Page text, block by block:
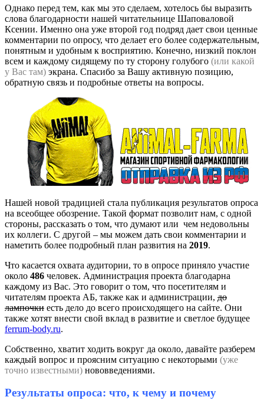
Однако перед тем, как мы это сделаем, хотелось бы выразить
слова благодарности нашей читательнице Шаповаловой
Ксении. Именно она уже второй год подряд дает свои ценные
комментарии по опросу, что делает его более содержательным,
понятным и удобным к восприятию. Конечно, низкий поклон
всем и каждому сидящему по ту сторону голубого (или какой
у Вас там) экрана. Спасибо за Вашу активную позицию,
обратную связь и подробные ответы на вопросы.
Нашей новой традицией стала публикация результатов опроса
на всеобщее обозрение. Такой формат позволит нам, с одной
стороны, рассказать о том, что думают или чем недовольны
их коллеги. С другой – мы можем дать свои комментарии и
наметить более подробный план развития на 2019.
Что касается охвата аудитории, то в опросе приняло участие
около 486 человек. Администрация проекта благодарна
каждому из Вас. Это говорит о том, что посетителям и
читателям проекта АБ, также как и администрации, до
лампочки есть дело до всего происходящего на сайте. Они
также хотят внести свой вклад в развитие и светлое будущее
ferrum-body.ru.
Собственно, хватит ходить вокруг да около, давайте разберем
каждый вопрос и проясним ситуацию с некоторыми (уже
точно известными) нововведениями.
Результаты опроса: что, к чему и почему